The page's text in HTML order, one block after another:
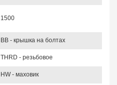
1500
BB - крышка на болтах
THRD - резьбовое
HW - маховик